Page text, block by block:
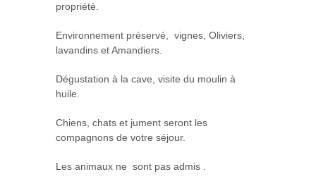
propriété.
Environnement préservé, vignes, Oliviers,
lavandins et Amandiers.
Dégustation à la cave, visite du moulin à
huile.
Chiens, chats et jument seront les
compagnons de votre séjour.
Les animaux ne sont pas admis .